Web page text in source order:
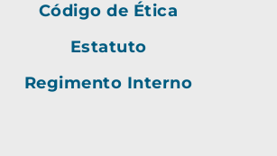
Código de Ética
Estatuto
Regimento Interno